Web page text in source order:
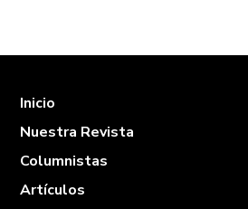
Inicio
Nuestra Revista
Columnistas
Artículos